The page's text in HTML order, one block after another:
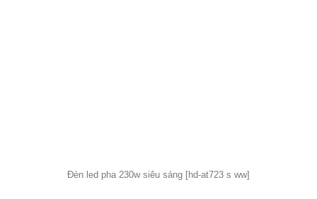
Đèn led pha 230w siêu sáng [hd-at723 s ww]